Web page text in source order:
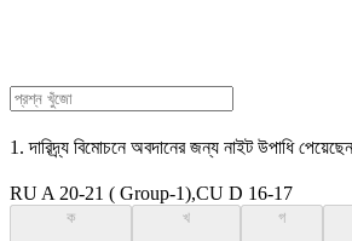
1. দারিদ্র্য বিমোচনে অবদানের জন্য নাইট উপাধি
RU A 20-21 ( Group-1),CU D 16-17
ক খ গ